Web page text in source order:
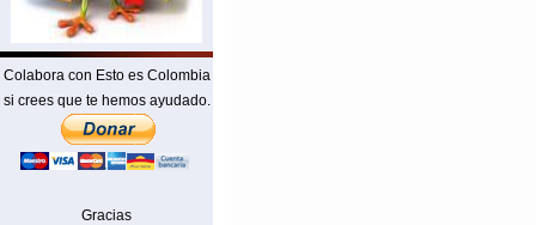
Colabora con Esto es Colombia
si crees que te hemos ayudado.
Gracias